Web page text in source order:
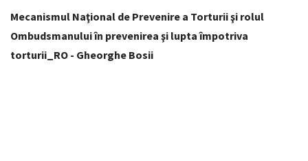
Mecanismul Naţional de Prevenire a Torturii şi rolul
Ombudsmanului în prevenirea şi lupta împotriva
torturii_RO - Gheorghe Bosii